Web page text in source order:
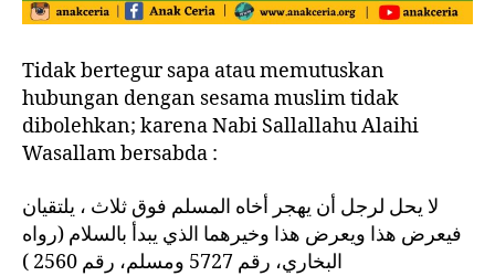
Tidak bertegur sapa atau memutuskan
hubungan dengan sesama muslim tidak
dibolehkan; karena Nabi Sallallahu Alaihi
Wasallam bersabda :
لا يحل لرجل أن يهجر أخاه المسلم فوق ثلاث ، يلتقيان
فيعرض هذا ويعرض هذا وخيرهما الذي يبدأ بالسلام (رواه
البخاري، رقم 5727 ومسلم، رقم 2560 )